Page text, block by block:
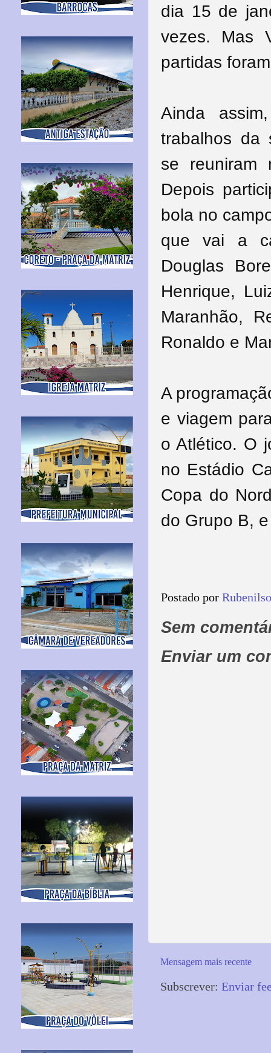
dia 15 de
vezes. Mas
partidas
Ainda
trabalhos da
se reuniram
Depois
bola no
que vai a
Douglas
Henrique,
Maranhão,
Ronaldo e
A
e viagem
o Atlético. O
no Estádio
Copa do
do Grupo B,
Postado por
Sem
Enviar um
Mensagem mais recente
Subscrever: Enviar